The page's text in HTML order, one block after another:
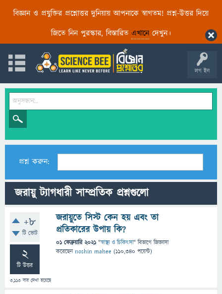
বিজ্ঞান ও প্রযুক্তির প্রশ্নোত্তর দুনিয়ায় আপনাকে স্বাগতম! প্রশ্ন-উত্তর দিয়ে
জিতে নিন পুরস্কার, বিস্তারিত এখানেদেখুন।
লগ ইন
প্রশ্ন করুন:
জরায়ু ট্যাগধারী সাম্প্রতিক প্রশ্নগুলো
+8
টি ভোট
2
টি উত্তর
3,113 বার দেখা হয়েছে
জরায়ুতে সিস্ট কেন হয় এবং তা
প্রতিকারের উপায় কি?
01 ফেব্রুয়ারি 2021 "স্বাস্থ্য ও চিকিৎসা" বিভাগে জিজ্ঞাসা
করেছেনnoshin mahee (110,340 পয়েন্ট)